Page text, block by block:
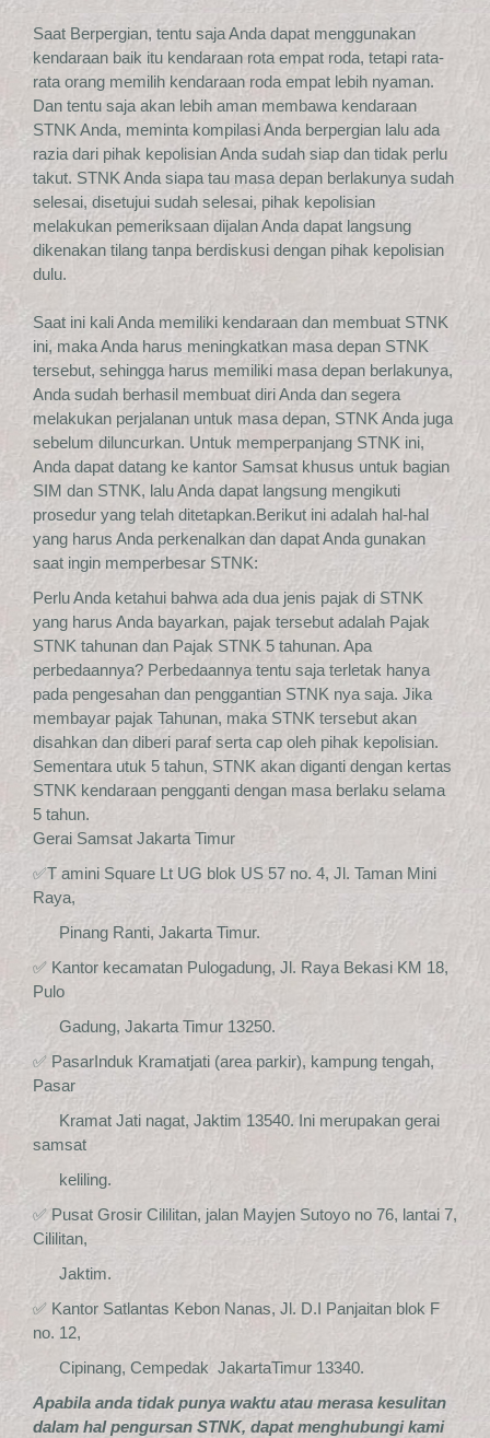
Saat Berpergian, tentu saja Anda dapat menggunakan
kendaraan baik itu kendaraan rota empat roda, tetapi rata-
rata orang memilih kendaraan roda empat lebih nyaman.
Dan tentu saja akan lebih aman membawa kendaraan
STNK Anda, meminta kompilasi Anda berpergian lalu ada
razia dari pihak kepolisian Anda sudah siap dan tidak perlu
takut. STNK Anda siapa tau masa depan berlakunya sudah
selesai, disetujui sudah selesai, pihak kepolisian
melakukan pemeriksaan dijalan Anda dapat langsung
dikenakan tilang tanpa berdiskusi dengan pihak kepolisian
dulu.
Saat ini kali Anda memiliki kendaraan dan membuat STNK
ini, maka Anda harus meningkatkan masa depan STNK
tersebut, sehingga harus memiliki masa depan berlakunya,
Anda sudah berhasil membuat diri Anda dan segera
melakukan perjalanan untuk masa depan, STNK Anda juga
sebelum diluncurkan. Untuk memperpanjang STNK ini,
Anda dapat datang ke kantor Samsat khusus untuk bagian
SIM dan STNK, lalu Anda dapat langsung mengikuti
prosedur yang telah ditetapkan.Berikut ini adalah hal-hal
yang harus Anda perkenalkan dan dapat Anda gunakan
saat ingin memperbesar STNK:
Perlu Anda ketahui bahwa ada dua jenis pajak di STNK
yang harus Anda bayarkan, pajak tersebut adalah Pajak
STNK tahunan dan Pajak STNK 5 tahunan. Apa
perbedaannya? Perbedaannya tentu saja terletak hanya
pada pengesahan dan penggantian STNK nya saja. Jika
membayar pajak Tahunan, maka STNK tersebut akan
disahkan dan diberi paraf serta cap oleh pihak kepolisian.
Sementara utuk 5 tahun, STNK akan diganti dengan kertas
STNK kendaraan pengganti dengan masa berlaku selama
5 tahun.
Gerai Samsat Jakarta Timur
✅T amini Square Lt UG blok US 57 no. 4, Jl. Taman Mini
Raya,
Pinang Ranti, Jakarta Timur.
✅ Kantor kecamatan Pulogadung, Jl. Raya Bekasi KM 18,
Pulo
Gadung, Jakarta Timur 13250.
✅ PasarInduk Kramatjati (area parkir), kampung tengah,
Pasar
Kramat Jati nagat, Jaktim 13540. Ini merupakan gerai
samsat
keliling.
✅ Pusat Grosir Cililitan, jalan Mayjen Sutoyo no 76, lantai 7,
Cililitan,
Jaktim.
✅ Kantor Satlantas Kebon Nanas, Jl. D.I Panjaitan blok F
no. 12,
Cipinang, Cempedak JakartaTimur 13340.
Apabila anda tidak punya waktu atau merasa kesulitan
dalam hal pengursan STNK, dapat menghubungi kami